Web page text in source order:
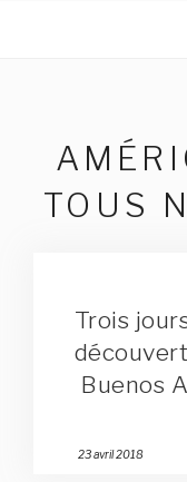
TOUS
Trois
Buenos
Publié
23 avril 2018